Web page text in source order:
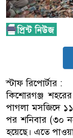
স্টাফ রিপোর্টার :
কিশোরগঞ্জ
পাগলা মসজিদে
পর শনিবার (৩০
হয়েছে। এতে